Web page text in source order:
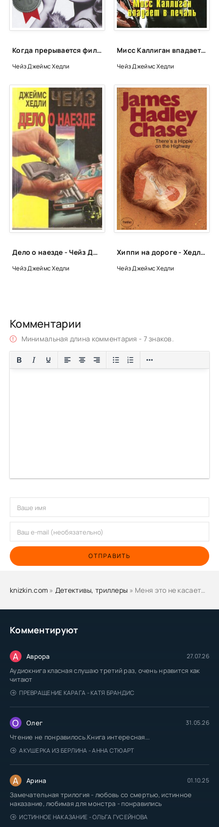
Комментируют
А Аврора 27.07.26
Аудиокнига класная слушаю третий раз, очень нравится как
читают
ПРЕВРАЩЕНИЕ КАРАГА - КАТЯ БРАНДИС
О Олег 31.05.26
Чтение не понравилось.Книга интересная...
АКУШЕРКА ИЗ БЕРЛИНА - АННА СТЮАРТ
А Арина 01.10.25
Замечательная трилогия - любовь со смертью, истинное
наказание, любимая для монстра - понравились
ИСТИННОЕ НАКАЗАНИЕ - ОЛЬГА ГУСЕЙНОВА
Когда прерывается фильм - Хедли Чейз Джеймс
Чейз Джеймс Хедли
Мисс Каллиган впадает в печаль - Чейз Джеймс Хедли
Чейз Джеймс Хедли
Дело о наезде - Чейз Джеймс Хедли
Чейз Джеймс Хедли
Хиппи на дороге - Хедли Чейз Джеймс
Чейз Джеймс Хедли
Комментарии
Минимальная длина комментария - 7 знаков.
ОТПРАВИТЬ
knizkin.com » Детективы, триллеры » Меня это не касается - Хедли Чейз Джеймс